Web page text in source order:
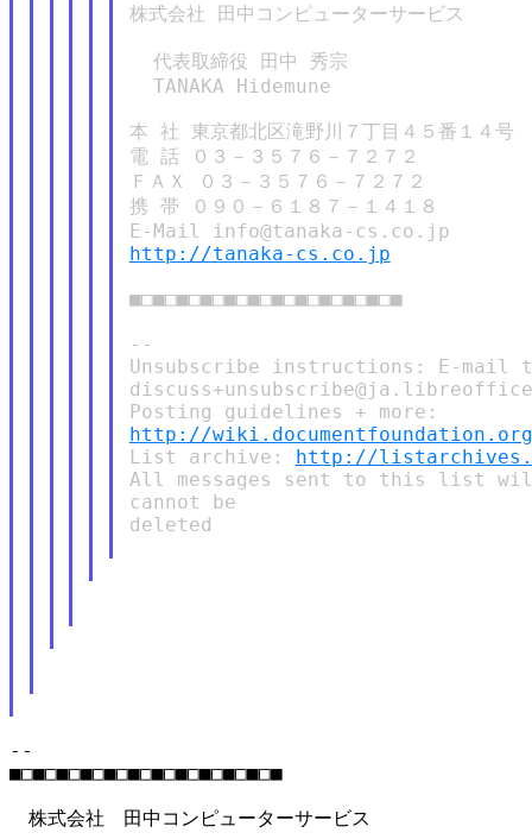
株式会社 田中コンピューターサービス
  代表取締役 田中 秀宗
  TANAKA Hidemune
本 社 東京都北区滝野川７丁目４５番１４号
電 話 ０３－３５７６－７２７２
ＦＡＸ ０３－３５７６－７２７２
携 帯 ０９０－６１８７－１４１８
http://tanaka-cs.co.jp
■□■□■□■□■□■□■□■□■□■□■□■
--
Unsubscribe instructions: E-mail
http://
List archive: http://
All messages sent to this list
cannot be
deleted
--
■□■□■□■□■□■□■□■□■□■□■□■
株式会社　田中コンピューターサービス